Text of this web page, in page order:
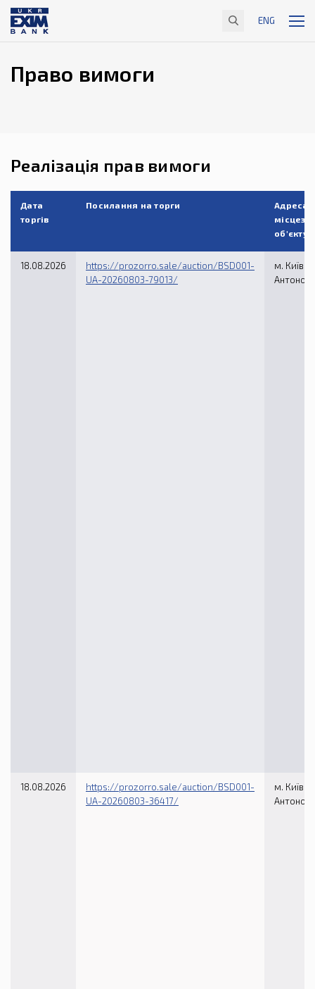
ENG
Право вимоги
Реалізація прав вимоги
Дата
торгів
Посилання на торги
Адреса
об'єкту
18.08.2026
https://prozorro.sale/auction/BSD001-
UA-20260803-79013/
м. Київ,
18.08.2026
https://prozorro.sale/auction/BSD001-
UA-20260803-36417/
м. Київ,